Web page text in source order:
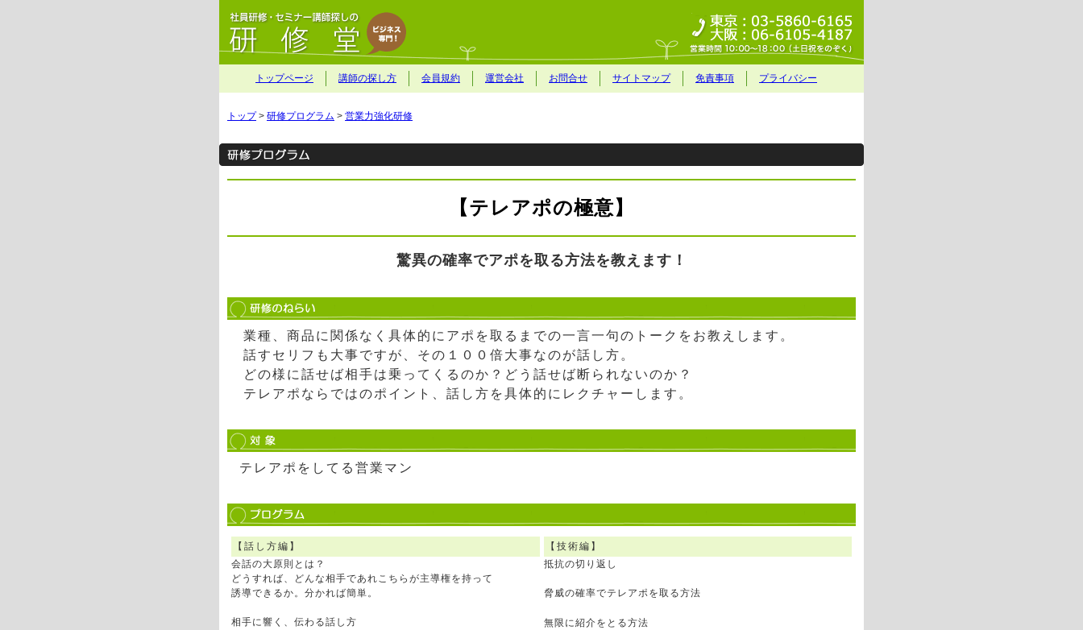
トップページ 講師の探し方 会員規約 運営会社 お問合せ サイトマップ 免責事項 プライバシー
トップ> 研修プログラム > 営業力強化研修
【テレアポの極意】
驚異の確率でアポを取る方法を教えます！
業種、商品に関係なく具体的にアポを取るまでの一言一句のトークをお教えします。
話すセリフも大事ですが、その１００倍大事なのが話し方。
どの様に話せば相手は乗ってくるのか？どう話せば断られないのか？
テレアポならではのポイント、話し方を具体的にレクチャーします。
テレアポをしてる営業マン
【話し方編】
会話の大原則とは？
どうすれば、どんな相手であれこちらが主導権を持って
誘導できるか。分かれば簡単。
相手に響く、伝わる話し方
【技術編】
抵抗の切り返し
脅威の確率でテレアポを取る方法
無限に紹介をとる方法